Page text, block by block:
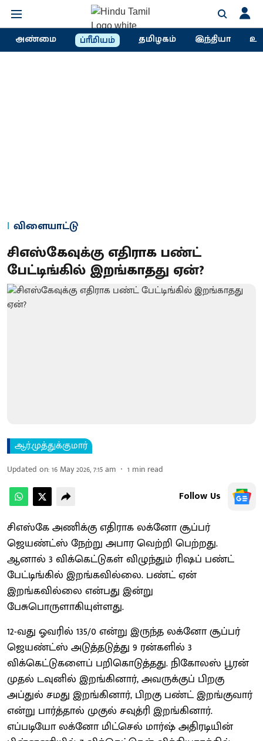
அண்மை ப்ரீமியம் தமிழகம் இந்தியா
விளையாட்டு
சிஎஸ்கேவுக்கு எதிராக பண்ட்
பேட்டிங்கில் இறங்காதது ஏன்?
ஆர்.முத்துக்குமார்
Updated on:16 May 2026, 7:15 am 1 min read
Follow Us
சிஎஸ்கே அணிக்கு எதிராக லக்னோ சூப்பர்
ஜெயண்ட்ஸ் நேற்று அபார வெற்றி பெற்றது.
ஆனால் 3 விக்கெட்டுகள் விழுந்தும் ரிஷப் பண்ட்
பேட்டிங்கில் இறங்கவில்லை. பண்ட் ஏன்
இறங்கவில்லை என்பது இன்று
பேசுபொருளாகியுள்ளது.
12-வது ஓவரில் 135/0 என்று இருந்த லக்னோ சூப்பர்
ஜெயண்ட்ஸ் அடுத்தடுத்து 9 ரன்களில் 3
விக்கெட்டுகளைப் பறிகொடுத்தது. நிகோலஸ் பூரன்
முதல் டவுனில் இறங்கினார், அவருக்குப் பிறகு
அப்துல் சமது இறங்கினார், பிறகு பண்ட் இறங்குவார்
என்று பார்த்தால் முகுல் சவுத்ரி இறங்கினார்.
எப்படியோ லக்னோ மிட்செல் மார்ஷ் அதிரடியின்